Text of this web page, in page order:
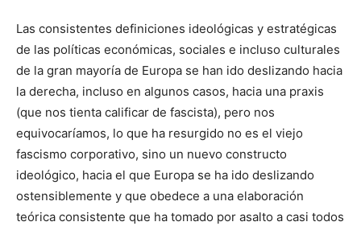
Las consistentes definiciones ideológicas y estratégicas
de las políticas económicas, sociales e incluso culturales
de la gran mayoría de Europa se han ido deslizando hacia
la derecha, incluso en algunos casos, hacia una praxis
(que nos tienta calificar de fascista), pero nos
equivocaríamos, lo que ha resurgido no es el viejo
fascismo corporativo, sino un nuevo constructo
ideológico, hacia el que Europa se ha ido deslizando
ostensiblemente y que obedece a una elaboración
teórica consistente que ha tomado por asalto a casi todos